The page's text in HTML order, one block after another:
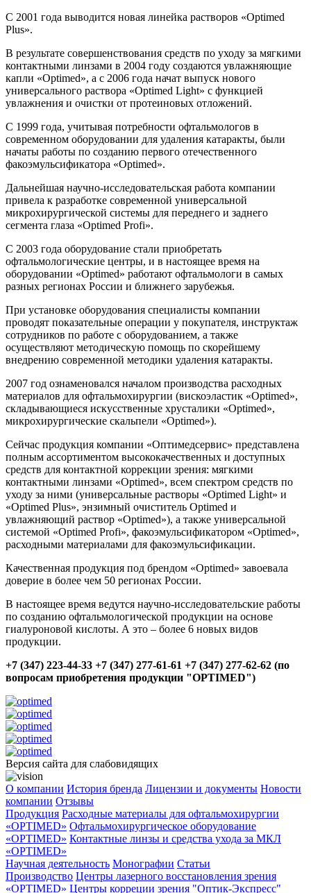
С 2001 года выводится новая линейка растворов «Optimed
Plus».
В результате совершенствования средств по уходу за мягкими
контактными линзами в 2004 году создаются увлажняющие
капли «Optimed», а с 2006 года начат выпуск нового
универсального раствора «Optimed Light» с функцией
увлажнения и очистки от протеиновых отложений.
С 1999 года, учитывая потребности офтальмологов в
современном оборудовании для удаления катаракты, были
начаты работы по созданию первого отечественного
факоэмульсификатора «Optimed».
Дальнейшая научно-исследовательская работа компании
привела к разработке современной универсальной
микрохирургической системы для переднего и заднего
сегмента глаза «Optimed Profi».
С 2003 года оборудование стали приобретать
офтальмологические центры, и в настоящее время на
оборудовании «Optimed» работают офтальмологи в самых
разных регионах России и ближнего зарубежья.
При установке оборудования специалисты компании
проводят показательные операции у покупателя, инструктаж
сотрудников по работе с оборудованием, а также
осуществляют методическую помощь по скорейшему
внедрению современной методики удаления катаракты.
2007 год ознаменовался началом производства расходных
материалов для офтальмохирургии (вискоэластик «Optimed»,
складывающиеся искусственные хрусталики «Optimed»,
микрохирургические скальпели «Optimed»).
Сейчас продукция компании «Оптимедсервис» представлена
полным ассортиментом высококачественных и доступных
средств для контактной коррекции зрения: мягкими
контактными линзами «Optimed», всем спектром средств по
уходу за ними (универсальные растворы «Optimed Light» и
«Optimed Plus», энзимный очиститель Optimed и
увлажняющий раствор «Optimed»), а также универсальной
системой «Optimed Profi», факоэмульсификатором «Optimed»,
расходными материалами для факоэмульсификации.
Качественная продукция под брендом «Optimed» завоевала
доверие в более чем 50 регионах России.
В настоящее время ведутся научно-исследовательские работы
по созданию офтальмологической продукции на основе
гиалуроновой кислоты. А это – более 6 новых видов
продукции.
+7 (347) 223-44-33 +7 (347) 277-61-61 +7 (347) 277-62-62 (по
вопросам приобретения продукции "OPTIMED")
Версия сайта для слабовидящих
О компании История бренда Лицензии и документы Новости
компании Отзывы
Продукция Расходные материалы для офтальмохирургии
«OPTIMED» Офтальмохирургическое оборудование
«OPTIMED» Контактные линзы и средства ухода за МКЛ
«OPTIMED»
Научная деятельность Монографии Статьи
Производство Центры лазерного восстановления зрения
«OPTIMED» Центры корреции зрения "Оптик-Экспресс"